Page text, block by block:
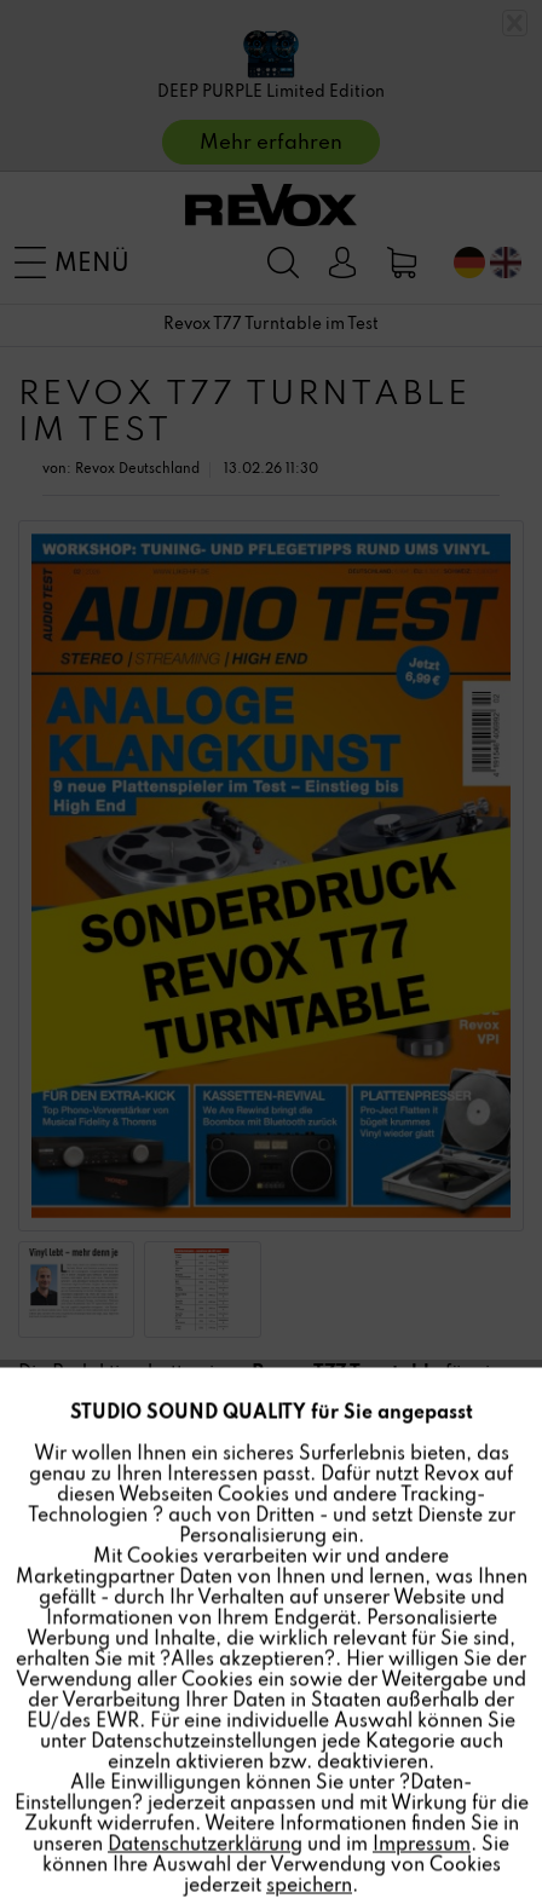
DEEP PURPLE Limited Edition
Mehr erfahren
MENÜ
Revox T77 Turntable im Test
REVOX T77 TURNTABLE
IM TEST
von: Revox Deutschland 13.02.26 11:30
Die Redaktion hatte einenRevox T77 Turntablefür einen
ausführlichen Test in ihren Verlagsräumen.
Im Artikel sind wichtige Kriterien wie z.B. Musikalität,
Studio Know How, einzigartige technische
Besonderheiten und „Langhörtauglichkeit“ ausführlich
und sehr positiv für den T77 beschrieben.
Das Ergebnis ist bestmöglich:
Testurteil: Referenzklasse
( Nachteile: - keine )
Lesen Sie hier den kompletten Test >>
Auch der Chefredakteur Stefan Goedecke hebt die
Funktionale Aktiv
Marketing Inaktiv
Tracking Inaktiv
Personalisierung Inaktiv
Service Inaktiv
STUDIO SOUND QUALITY für Sie angepasst
Wir wollen Ihnen ein sicheres Surferlebnis bieten, das
genau zu Ihren Interessen passt. Dafür nutzt Revox auf
diesen Webseiten Cookies und andere Tracking-
Technologien ? auch von Dritten - und setzt Dienste zur
Personalisierung ein.
Mit Cookies verarbeiten wir und andere
Marketingpartner Daten von Ihnen und lernen, was Ihnen
gefällt - durch Ihr Verhalten auf unserer Website und
Informationen von Ihrem Endgerät. Personalisierte
Werbung und Inhalte, die wirklich relevant für Sie sind,
erhalten Sie mit ?Alles akzeptieren?. Hier willigen Sie der
Verwendung aller Cookies ein sowie der Weitergabe und
der Verarbeitung Ihrer Daten in Staaten außerhalb der
EU/des EWR. Für eine individuelle Auswahl können Sie
unter Datenschutzeinstellungen jede Kategorie auch
einzeln aktivieren bzw. deaktivieren.
Alle Einwilligungen können Sie unter ?Daten-
Einstellungen? jederzeit anpassen und mit Wirkung für die
Zukunft widerrufen. Weitere Informationen finden Sie in
unseren Datenschutzerklärung und im Impressum. Sie
können Ihre Auswahl der Verwendung von Cookies
jederzeit speichern.